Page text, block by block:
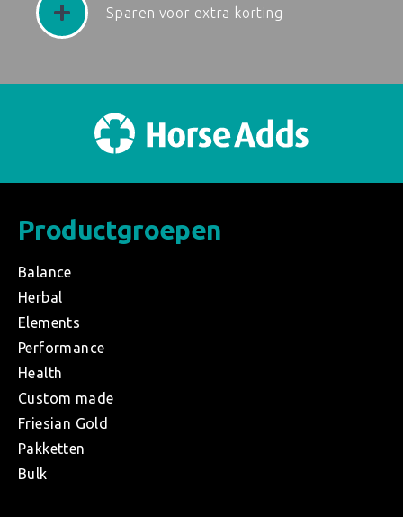
Sparen voor extra korting
Productgroepen
Balance
Herbal
Elements
Performance
Health
Custom made
Friesian Gold
Pakketten
Bulk